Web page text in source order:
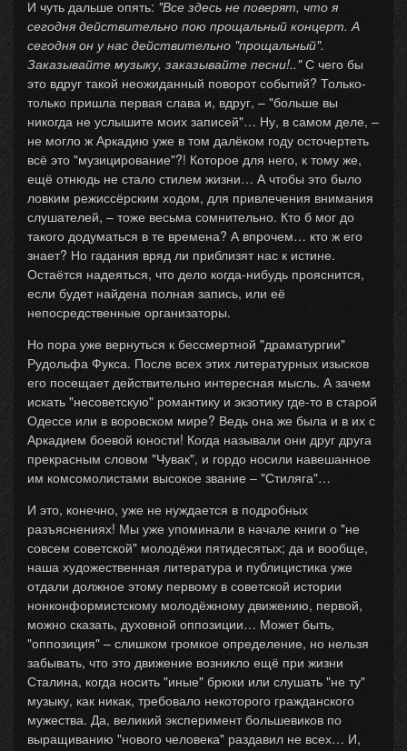
И чуть дальше опять: "Все здесь не поверят, что я
сегодня действительно пою прощальный концерт. А
сегодня он у нас действительно "прощальный".
Заказывайте музыку, заказывайте песни!.."С чего бы
это вдруг такой неожиданный поворот событий? Только-
только пришла первая слава и, вдруг, – "больше вы
никогда не услышите моих записей"… Ну, в самом деле, –
не могло ж Аркадию уже в том далёком году осточертеть
всё это "музицирование"?! Которое для него, к тому же,
ещё отнюдь не стало стилем жизни… А чтобы это было
ловким режиссёрским ходом, для привлечения внимания
слушателей, – тоже весьма сомнительно. Кто б мог до
такого додуматься в те времена? А впрочем… кто ж его
знает? Но гадания вряд ли приблизят нас к истине.
Остаётся надеяться, что дело когда-нибудь прояснится,
если будет найдена полная запись, или её
непосредственные организаторы.
Но пора уже вернуться к бессмертной "драматургии"
Рудольфа Фукса. После всех этих литературных изысков
его посещает действительно интересная мысль. А зачем
искать "несоветскую" романтику и экзотику где-то в старой
Одессе или в воровском мире? Ведь она же была и в их с
Аркадием боевой юности! Когда называли они друг друга
прекрасным словом "Чувак", и гордо носили навешанное
им комсомолистами высокое звание – "Стиляга"…
И это, конечно, уже не нуждается в подробных
разъяснениях! Мы уже упоминали в начале книги о "не
совсем советской" молодёжи пятидесятых; да и вообще,
наша художественная литература и публицистика уже
отдали должное этому первому в советской истории
нонконформистскому молодёжному движению, первой,
можно сказать, духовной оппозиции… Может быть,
"оппозиция" – слишком громкое определение, но нельзя
забывать, что это движение возникло ещё при жизни
Сталина, когда носить "иные" брюки или слушать "не ту"
музыку, как никак, требовало некоторого гражданского
мужества. Да, великий эксперимент большевиков по
выращиванию "нового человека" раздавил не всех… И,